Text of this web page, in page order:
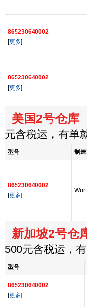
865230640002
[更多]
865230640002
[更多]
美国2号仓库
元含税运，有单
型号 制
865230640002
[更多]
新加坡2号仓
500元含税运，
型号
865230640002
[更多]